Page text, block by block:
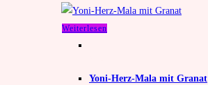
Weiterlesen
Yoni-Herz-Mala mit Granat